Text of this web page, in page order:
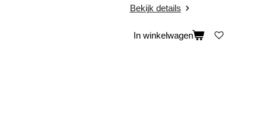
Bekijk details
In winkelwagen